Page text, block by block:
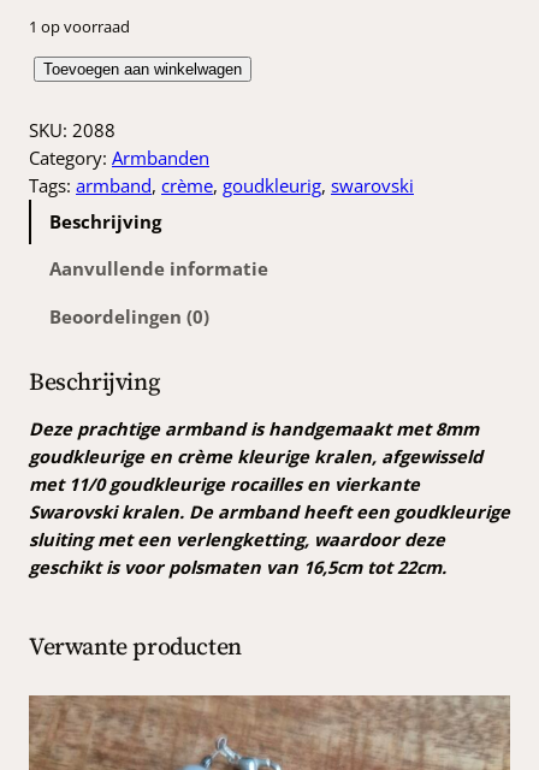
p
r
n
k
e
j
k
p
r
i
j
w
s
:
g
r
i
€
9
,
9
1 op voorraad
A
m
b
a
n
r
a
l
a
a
n
t
Toevoegen aan winkelwagen
SKU: 2088
Category: Armbanden
Tags: armband, crème, goudkleurig, swarovski
Beschrijving
Aanvullende informatie
Beoordelingen (0)
Beschrijving
Deze prachtige armband is handgemaakt met 8mm
goudkleurige en crème kleurige kralen, afgewisseld
met 11/0 goudkleurige rocailles en vierkante
Swarovski kralen. De armband heeft een goudkleurige
sluiting met een verlengketting, waardoor deze
geschikt is voor polsmaten van 16,5cm tot 22cm.
Verwante producten